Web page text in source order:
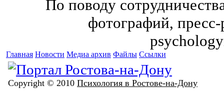
По поводу
фотографий,
Главная Новости Медиа архив Файлы Ссылки
Copyright © 2010 Психология в Ростове-на-Дону